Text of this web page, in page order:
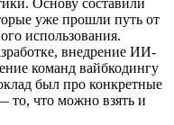
уже прошли путь от
использования.
внедрение ИИ-
команд вайбкодингу
был про конкретные
что можно взять и